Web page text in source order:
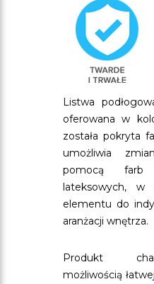
Listwa
oferowana w
została pokryta
umożliwia
pomocą farb
lateksowych, w
elementu do
aranżacji wnętrza.
Produkt
możliwością